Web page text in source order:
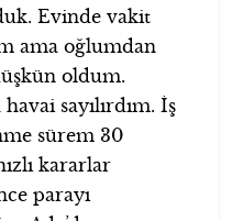
Evinde vakit
ama oğlumdan
oldum.
sayılırdım. İş
sürem 30
kararlar
parayı